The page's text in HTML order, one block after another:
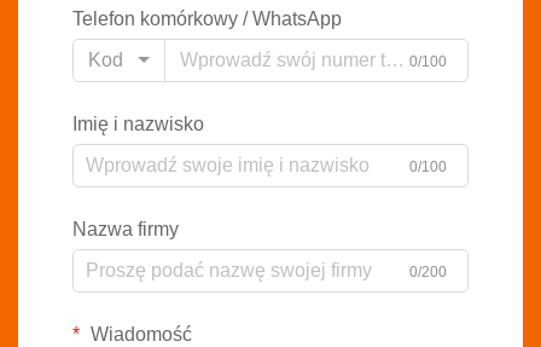
Telefon komórkowy / WhatsApp
Kod
0/100
Imię i nazwisko
0/100
Nazwa firmy
0/200
Wiadomość